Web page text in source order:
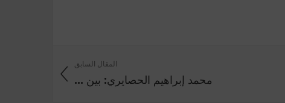
المقال السابق
محمد إبراهيم الحصايري: بين ...